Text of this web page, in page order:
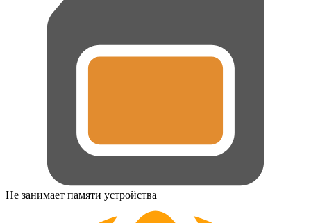
Не занимает памяти устройства